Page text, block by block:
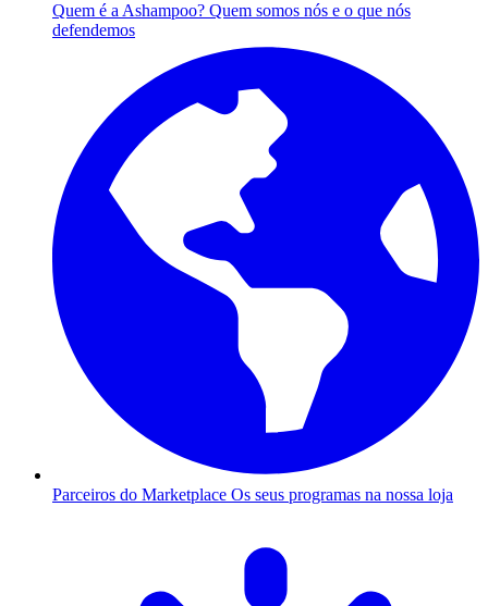
Quem é a Ashampoo? Quem somos nós e o que nós
defendemos
Parceiros do Marketplace Os seus programas na nossa loja